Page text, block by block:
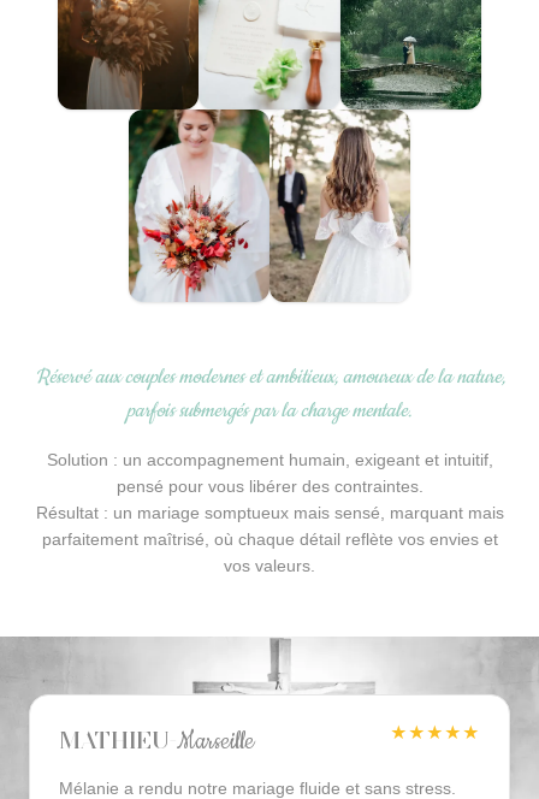
Réservé aux couples modernes et ambitieux, amoureux de la nature,
parfois submergés par la charge mentale.
Solution : un accompagnement humain, exigeant et intuitif,
pensé pour vous libérer des contraintes.
Résultat : un mariage somptueux mais sensé, marquant mais
parfaitement maîtrisé, où chaque détail reflète vos envies et
vos valeurs.
Avis sur nos mariages en Provence
Mathieu Marseille ★★★★★
Mélanie a rendu notre mariage fluide et sans stress.